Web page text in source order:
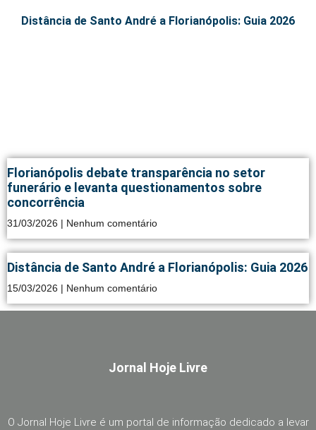
Distância de Santo André a Florianópolis: Guia 2026
Florianópolis debate transparência no setor
funerário e levanta questionamentos sobre
concorrência
31/03/2026 Nenhum comentário
Distância de Santo André a Florianópolis: Guia 2026
15/03/2026 Nenhum comentário
Jornal Hoje Livre
O Jornal Hoje Livre é um portal de informação dedicado a levar